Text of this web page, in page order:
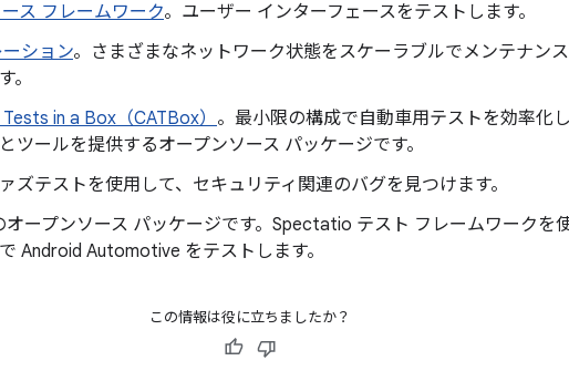
ス フレームワーク。ユーザー インターフェースをテストします。
ション。さまざまなネットワーク状態をスケーラブルでメンテナン
。
in a Box（CATBox） 。最小限の構成で自動車用テストを効率化
ツールを提供するオープンソース パッケージです。
ズテストを使用して、セキュリティ関連のバグを見つけます。
オープンソース パッケージです。Spectatio テスト フレームワークを
Android Automotive をテストします。
この情報は役に立ちましたか？